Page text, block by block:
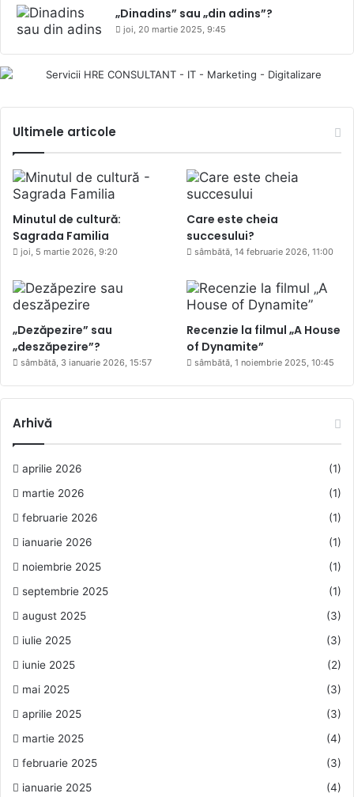
„Dinadins” sau „din adins”?
joi, 20 martie 2025, 9:45
Ultimele articole
Minutul de cultură:
Sagrada Familia
joi, 5 martie 2026, 9:20
Care este cheia
succesului?
sâmbătă, 14 februarie 2026, 11:00
„Dezăpezire” sau
„deszăpezire”?
sâmbătă, 3 ianuarie 2026, 15:57
Recenzie la filmul „A House
of Dynamite”
sâmbătă, 1 noiembrie 2025, 10:45
Arhivă
aprilie 2026
(1)
martie 2026
(1)
februarie 2026
(1)
ianuarie 2026
(1)
noiembrie 2025
(1)
septembrie 2025
(1)
august 2025
(3)
iulie 2025
(3)
iunie 2025
(2)
mai 2025
(3)
aprilie 2025
(3)
martie 2025
(4)
februarie 2025
(3)
ianuarie 2025
(4)